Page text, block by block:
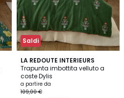
Saldi
LA REDOUTE INTERIEURS
Trapunta imbottita velluto a
coste Dylis
a partire da
109,00 €
4,7
/ 5
2
Colori